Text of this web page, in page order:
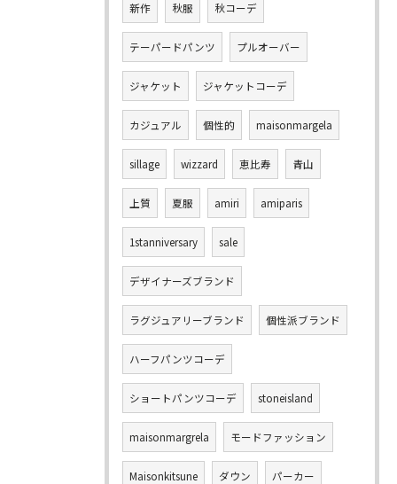
新作 秋服 秋コーデ
テーパードパンツ プルオーバー
ジャケット ジャケットコーデ
カジュアル 個性的 maisonmargela
sillage wizzard 恵比寿 青山
上質 夏服 amiri amiparis
1stanniversary sale
デザイナーズブランド
ラグジュアリーブランド 個性派ブランド
ハーフパンツコーデ
ショートパンツコーデ stoneisland
maisonmargrela モードファッション
Maisonkitsune ダウン パーカー